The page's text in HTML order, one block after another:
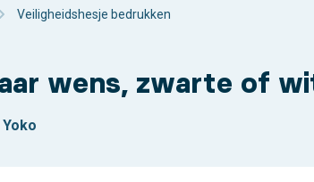
Veiligheidshesje bedrukken
wens, zwarte of
Yoko